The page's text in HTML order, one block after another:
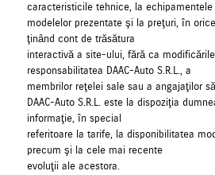
caracteristicile tehnice, la echipamentele
modelelor prezentate şi la preţuri, în
ţinând cont de trăsătura
interactivă a site-ului, fără ca
responsabilitatea DAAC-Auto S.R.L., a
membrilor reţelei sale sau a angajaţilor
DAAC-Auto S.R.L. este la dispoziţia
informaţie, în special
referitoare la tarife, la disponibilitatea
precum şi la cele mai recente
evoluţii ale acestora.